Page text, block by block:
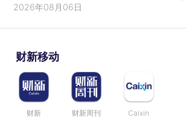
2026年08月06日
财新移动
财新 财新周刊 Caixin